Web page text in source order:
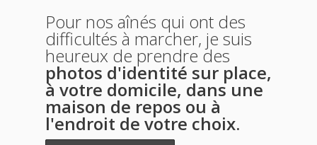
Pour nos aînés qui ont des
difficultés à marcher, je suis
heureux de prendre des
photos d'identité sur place,
à votre domicile, dans une
maison de repos ou à
l'endroit de votre choix.